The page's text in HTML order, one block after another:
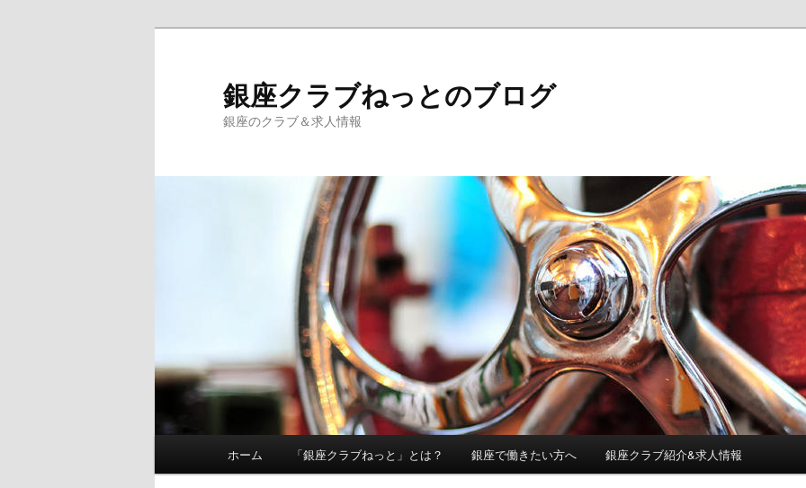
銀座クラブねっとのブログ
銀座のクラブ＆求人情報
メインコンテンツへ移動
ホーム 「銀座クラブねっと」とは？ 銀座で働きたい方へ 銀座クラブ紹介&求人情報